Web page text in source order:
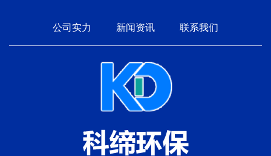
公司实力 新闻资讯 联系我们